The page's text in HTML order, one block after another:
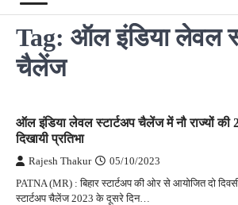
Tag: ऑल इंडिया लेवल
चैलेंज
ऑल इंडिया लेवल स्टार्टअप चैलेंज में नौ राज्यों की
दिखायी प्रतिभा
Rajesh Thakur 05/10/2023
PATNA (MR) : बिहार स्टार्टअप की ओर से आयोजित दो
स्टार्टअप चैलेंज 2023 के दूसरे दिन…